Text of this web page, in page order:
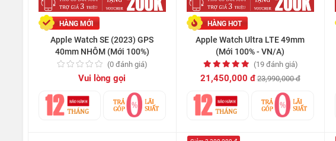
HÀNG MỚI
Apple Watch SE (2023) GPS
40mm NHÔM (Mới 100%)
(0 đánh giá)
Vui lòng gọi
HÀNG HOT
Apple Watch Ultra LTE 49mm
(Mới 100% - VN/A)
(19 đánh giá)
21,450,000 đ 23,990,000 đ